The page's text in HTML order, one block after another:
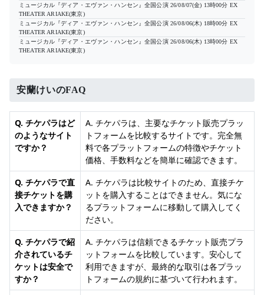
ミュージカル『ディア・エヴァン・ハンセン』全国公演 26/08/07(金) 13時00分 EX
THEATER ARIAKE(東京)
ミュージカル『ディア・エヴァン・ハンセン』全国公演 26/08/06(木) 18時00分 EX
THEATER ARIAKE(東京)
ミュージカル『ディア・エヴァン・ハンセン』全国公演 26/08/06(木) 13時00分 EX
THEATER ARIAKE(東京)
安蘭けいのFAQ
Q. チケパラはど
のようなサイト
ですか？
A. チケパラは、主要なチケット販売プラッ
トフォームを比較するサイトです。完全無
料で各プラットフォームの特徴やチケット
価格、手数料などを簡単に確認できます。
Q. チケパラで直
接チケットを購
入できますか？
A. チケパラは比較サイトのため、直接チケ
ットを購入することはできません。気にな
るプラットフォームに移動して購入してく
ださい。
Q. チケパラで紹
介されているチ
ケットは安全で
すか？
A. チケパラは信頼できるチケット販売プラ
ットフォームを比較しています。安心して
利用できますが、最終的な取引は各プラッ
トフォームの規約に基づいて行われます。